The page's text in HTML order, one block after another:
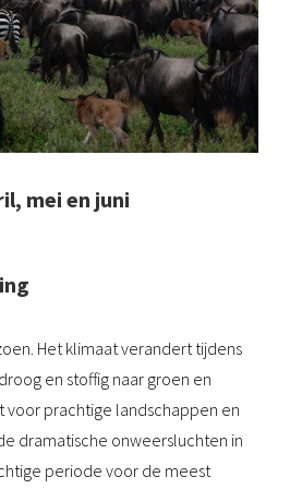
mei en juni
Het klimaat verandert tijdens
en stoffig naar groen en
prachtige landschappen en
dramatische onweersluchten in
periode voor de meest